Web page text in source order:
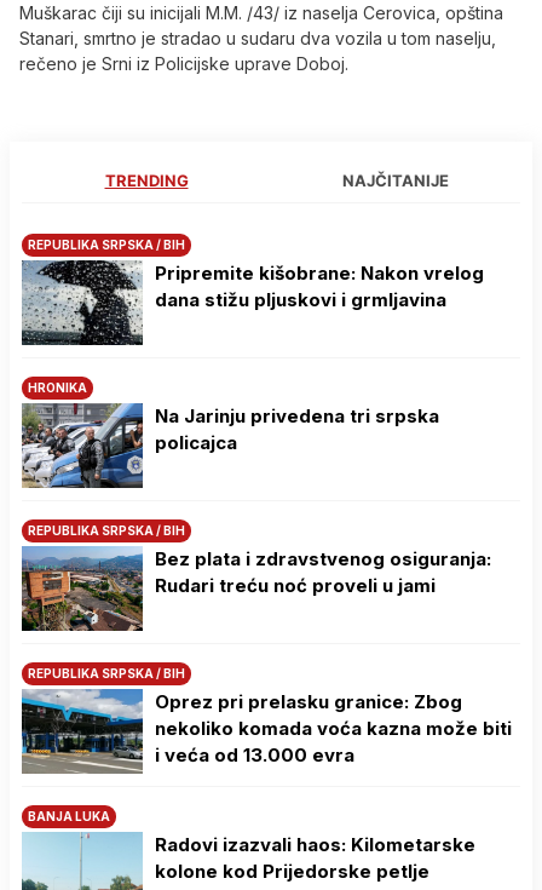
Muškarac čiji su inicijali M.M. /43/ iz naselja Cerovica, opština
Stanari, smrtno je stradao u sudaru dva vozila u tom naselju,
rečeno je Srni iz Policijske uprave Doboj.
TRENDING NAJČITANIJE
REPUBLIKA SRPSKA / BIH
Pripremite kišobrane: Nakon vrelog
dana stižu pljuskovi i grmljavina
HRONIKA
Na Јarinju privedena tri srpska
policajca
REPUBLIKA SRPSKA / BIH
Bez plata i zdravstvenog osiguranja:
Rudari treću noć proveli u jami
REPUBLIKA SRPSKA / BIH
Oprez pri prelasku granice: Zbog
nekoliko komada voća kazna može biti
i veća od 13.000 evra
BANJA LUKA
Radovi izazvali haos: Kilometarske
kolone kod Prijedorske petlje